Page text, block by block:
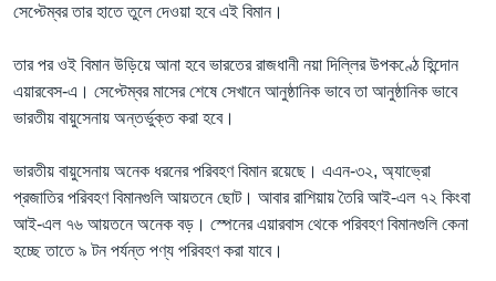
সেপ্টেম্বর তার হাতে তুলে দেওয়া হবে এই বিমান।
তার পর ওই বিমান উড়িয়ে আনা হবে ভারতের রাজধানী নয়া দিল্লির উপকণ্ঠে হিন্দোন
এয়ারবেস-এ। সেপ্টেম্বর মাসের শেষে সেখানে আনুষ্ঠানিক ভাবে তা আনুষ্ঠানিক ভাবে
ভারতীয় বায়ুসেনায় অন্তর্ভুক্ত করা হবে।
ভারতীয় বায়ুসেনায় অনেক ধরনের পরিবহণ বিমান রয়েছে। এএন-৩২, অ্যাভ্রো
প্রজাতির পরিবহণ বিমানগুলি আয়তনে ছোট। আবার রাশিয়ায় তৈরি আই-এল ৭২ কিংবা
আই-এল ৭৬ আয়তনে অনেক বড়। স্পেনের এয়ারবাস থেকে পরিবহণ বিমানগুলি কেনা
হচ্ছে তাতে ৯ টন পর্যন্ত পণ্য পরিবহণ করা যাবে।